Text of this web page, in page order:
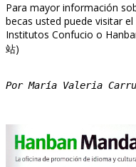
Para mayor información
becas usted puede visitar
Institutos Confucio o
站)
Por María Valeria